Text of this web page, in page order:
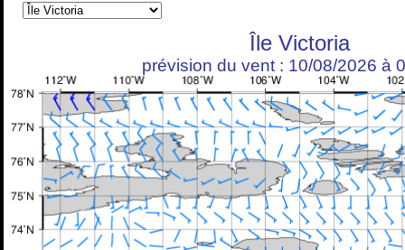
Île Victoria
prévision du vent : 10/08/2026 à